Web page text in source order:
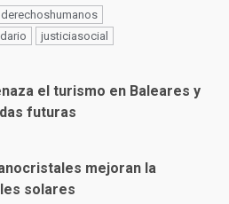
derechoshumanos
justiciasocial
el turismo en Baleares y
futuras
mejoran la
solares